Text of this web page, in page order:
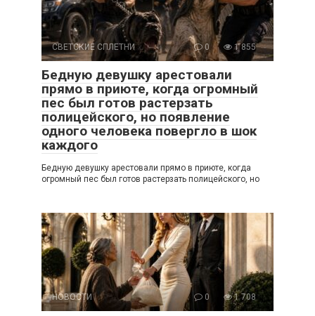
СВЕТСКИЕ СПЛЕТНИ 0 1 855
Бедную девушку арестовали
прямо в приюте, когда огромный
пес был готов растерзать
полицейского, но появление
одного человека повергло в шок
каждого
Бедную девушку арестовали прямо в приюте, когда
огромный пес был готов растерзать полицейского, но
НОВОСТИ 0 1 708